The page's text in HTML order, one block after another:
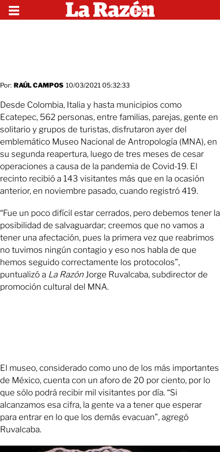
Por: RAÚL CAMPOS 10/03/2021 05:32:33
Desde Colombia, Italia y hasta municipios como
Ecatepec, 562 personas, entre familias, parejas, gente en
solitario y grupos de turistas, disfrutaron ayer del
emblemático Museo Nacional de Antropología (MNA), en
su segunda reapertura, luego de tres meses de cesar
operaciones a causa de la pandemia de Covid-19. El
recinto recibió a 143 visitantes más que en la ocasión
anterior, en noviembre pasado, cuando registró 419.
“Fue un poco difícil estar cerrados, pero debemos tener la
posibilidad de salvaguardar; creemos que no vamos a
tener una afectación, pues la primera vez que reabrimos
no tuvimos ningún contagio y eso nos habla de que
hemos seguido correctamente los protocolos”,
puntualizó a La RazónJorge Ruvalcaba, subdirector de
promoción cultural del MNA.
El museo, considerado como uno de los más importantes
de México, cuenta con un aforo de 20 por ciento, por lo
que sólo podrá recibir mil visitantes por día. “Si
alcanzamos esa cifra, la gente va a tener que esperar
para entrar en lo que los demás evacuan”, agregó
Ruvalcaba.